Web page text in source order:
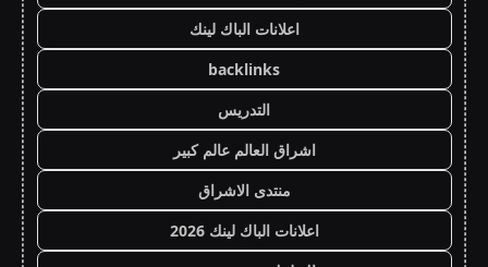
اعلانات الباك لينك
backlinks
التدريس
اشراق العالم عالم كبير
منتدى الاشراق
اعلانات الباك لينك 2026